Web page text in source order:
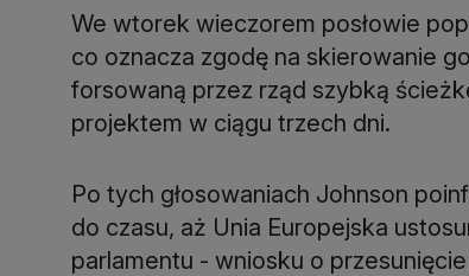
We wtorek wieczorem posłowie
co oznacza zgodę na skierowanie
forsowaną przez rząd szybką
projektem w ciągu trzech dni.
Po tych głosowaniach Johnson
do czasu, aż Unia Europejska
parlamentu - wniosku o